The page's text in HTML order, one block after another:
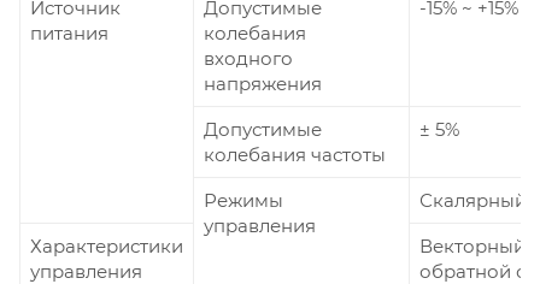
Источник
питания
Допустимые
колебания
входного
напряжения
-15% ~ +15%
Допустимые
колебания частоты
± 5%
Режимы
управления
Скалярный
Характеристики
управления
Векторный
обратной